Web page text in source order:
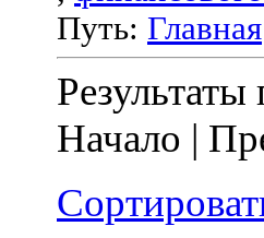
Путь: Главная
Начало |